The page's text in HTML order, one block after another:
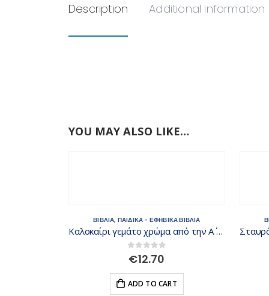
Description Additional information
YOU MAY ALSO LIKE…
ΒΙΒΛΙΑ, ΠΑΙΔΙΚΑ - ΕΦΗΒΙΚΑ ΒΙΒΛΙΑ
Καλοκαίρι γεμάτο χρώμα από την Α΄ στη Β΄ Δημοτικού
out of 5
€12.70
ADD TO CART